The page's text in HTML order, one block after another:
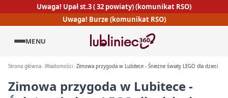
Uwaga! Upał st.3 ( 32 powiaty) (komunikat RSO)
Uwaga! Burze (komunikat RSO)
MENU
Strona główna Wiadomości Zimowa przygoda w Lubitece - Śnieżne światy LEGO dla dzieci
Zimowa przygoda w Lubitece -